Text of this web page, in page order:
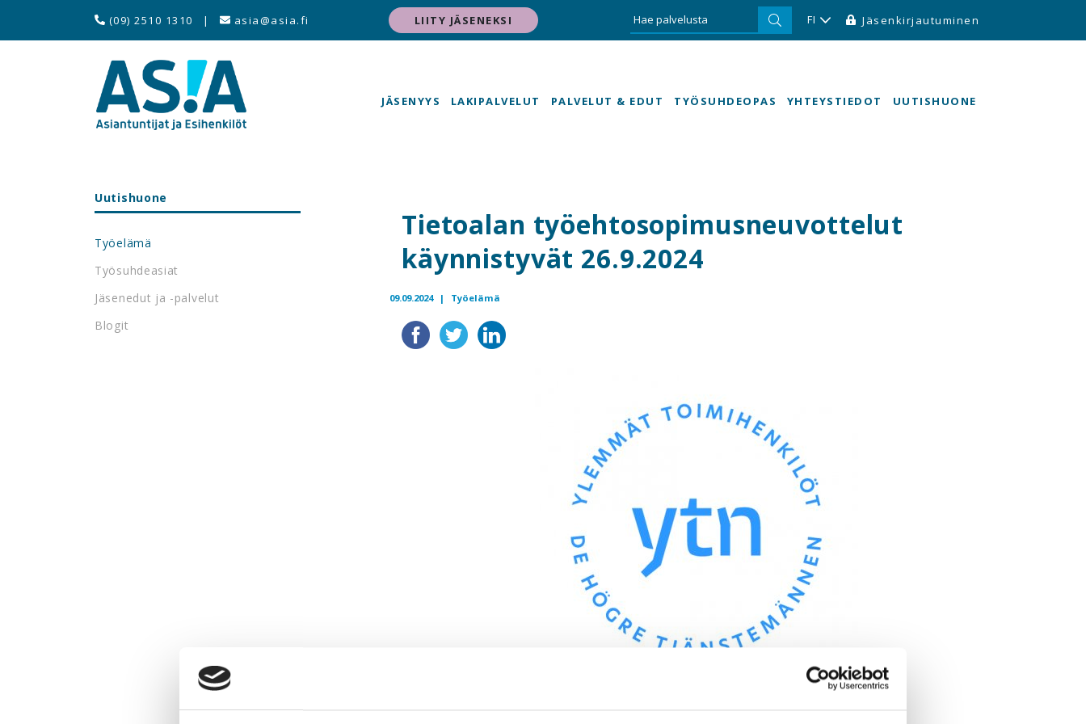
(09) 2510 1310 | asia@asia.fi LIITY JÄSENEKSI FI Jäsenkirjautuminen
JÄSENYYS LAKIPALVELUT PALVELUT & EDUT TYÖSUHDEOPAS YHTEYSTIEDOT UUTISHUONE
Uutishuone
Työelämä
Työsuhdeasiat
Jäsenedut ja -palvelut
Blogit
Tietoalan työehtosopimusneuvottelut
käynnistyvät 26.9.2024
09.09.2024 | Työelämä